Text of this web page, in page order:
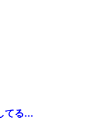
てる…